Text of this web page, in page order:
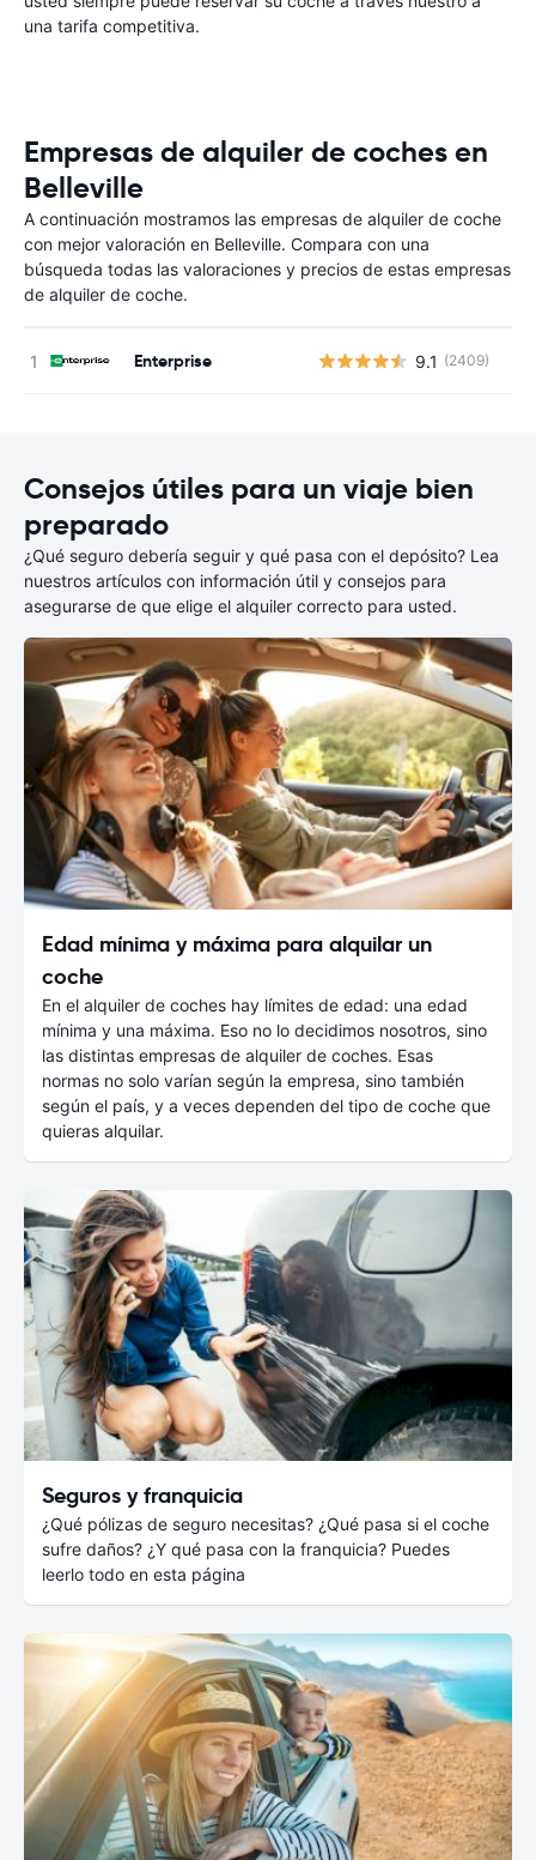
una tarifa competitiva.
Empresas de alquiler de coches en
Belleville
A continuación mostramos las empresas de alquiler de coche
con mejor valoración en Belleville. Compara con una
búsqueda todas las valoraciones y precios de estas empresas
de alquiler de coche.
Enterprise 9.1 (2409)
Consejos útiles para un viaje bien
preparado
¿Qué seguro debería seguir y qué pasa con el depósito? Lea
nuestros artículos con información útil y consejos para
asegurarse de que elige el alquiler correcto para usted.
Edad mínima y máxima para alquilar un
coche
En el alquiler de coches hay límites de edad: una edad
mínima y una máxima. Eso no lo decidimos nosotros, sino
las distintas empresas de alquiler de coches. Esas
normas no solo varían según la empresa, sino también
según el país, y a veces dependen del tipo de coche que
quieras alquilar.
Seguros y franquicia
¿Qué pólizas de seguro necesitas? ¿Qué pasa si el coche
sufre daños? ¿Y qué pasa con la franquicia? Puedes
leerlo todo en esta página